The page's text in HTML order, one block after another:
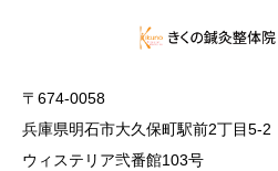
〒674-0058
兵庫県明石市大久保町駅前2丁目5-2
ウィステリア弐番館103号